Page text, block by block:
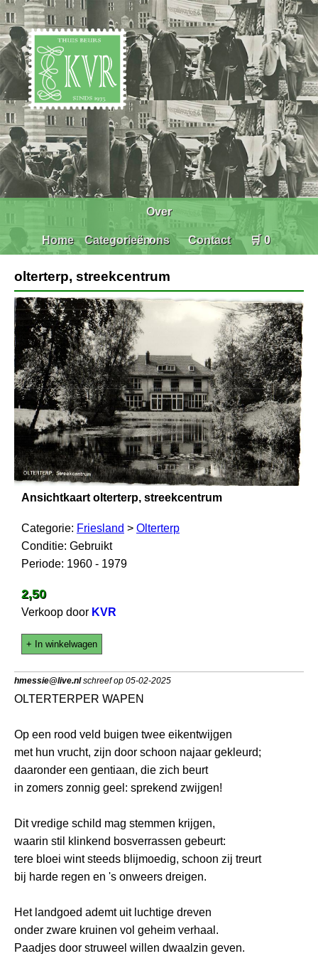
Home Categorieën
Over
ons Contact 🛒 0
olterterp, streekcentrum
Ansichtkaart olterterp, streekcentrum
Categorie: Friesland > Olterterp
Conditie: Gebruikt
Periode: 1960 - 1979
2,50
Verkoop door KVR
+ In winkelwagen
hmessie@live.nlschreef op 05-02-2025
OLTERTERPER WAPEN
Op een rood veld buigen twee eikentwijgen
met hun vrucht, zijn door schoon najaar gekleurd;
daaronder een gentiaan, die zich beurt
in zomers zonnig geel: sprekend zwijgen!
Dit vredige schild mag stemmen krijgen,
waarin stil klinkend bosverrassen gebeurt:
tere bloei wint steeds blijmoedig, schoon zij treurt
bij harde regen en 's onweers dreigen.
Het landgoed ademt uit luchtige dreven
onder zware kruinen vol geheim verhaal.
Paadjes door struweel willen dwaalzin geven.